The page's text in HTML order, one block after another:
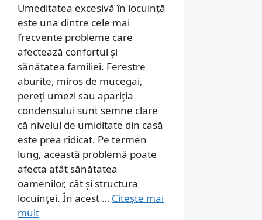
Umeditatea excesivă în locuință
este una dintre cele mai
frecvente probleme care
afectează confortul și
sănătatea familiei. Ferestre
aburite, miros de mucegai,
pereți umezi sau apariția
condensului sunt semne clare
că nivelul de umiditate din casă
este prea ridicat. Pe termen
lung, această problemă poate
afecta atât sănătatea
oamenilor, cât și structura
locuinței. În acest … Citește mai
mult